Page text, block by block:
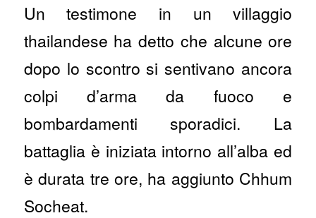
Un testimone in un villaggio
thailandese ha detto che alcune ore
dopo lo scontro si sentivano ancora
colpi d’arma da fuoco e
bombardamenti sporadici. La
battaglia è iniziata intorno all’alba ed
è durata tre ore, ha aggiunto Chhum
Socheat.